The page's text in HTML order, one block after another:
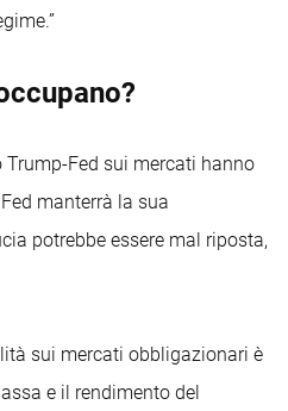
Fed sui mercati hanno
manterrà la sua
potrebbe essere mal riposta,
sui mercati obbligazionari è
e il rendimento del